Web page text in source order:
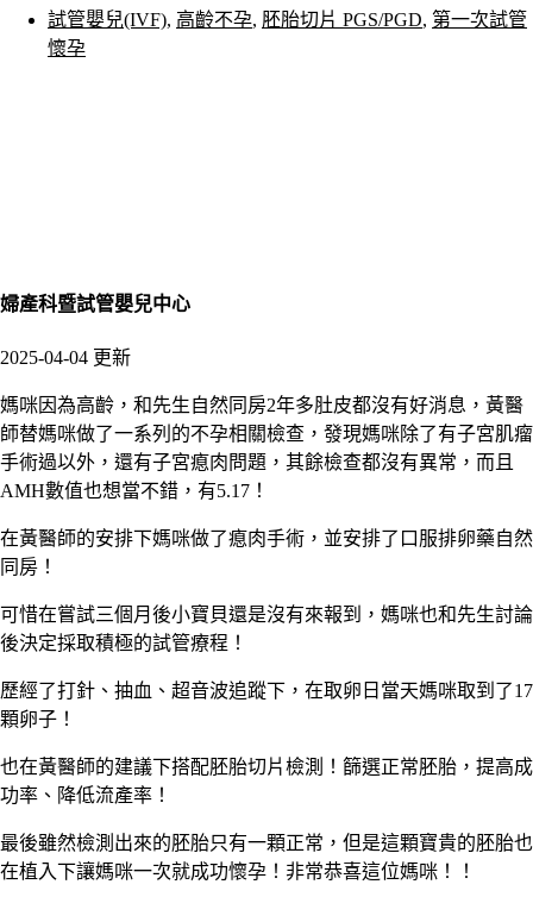
試管嬰兒(IVF), 高齡不孕, 胚胎切片 PGS/PGD, 第一次試管
懷孕
婦產科暨試管嬰兒中心
2025-04-04 更新
媽咪因為高齡，和先生自然同房2年多肚皮都沒有好消息，黃醫
師替媽咪做了一系列的不孕相關檢查，發現媽咪除了有子宮肌瘤
手術過以外，還有子宮瘜肉問題，其餘檢查都沒有異常，而且
AMH數值也想當不錯，有5.17 ！
在黃醫師的安排下媽咪做了瘜肉手術，並安排了口服排卵藥自然
同房！
可惜在嘗試三個月後小寶貝還是沒有來報到，媽咪也和先生討論
後決定採取積極的試管療程！
歷經了打針、抽血、超音波追蹤下，在取卵日當天媽咪取到了17
顆卵子！
也在黃醫師的建議下搭配胚胎切片檢測！篩選正常胚胎，提高成
功率、降低流產率！
最後雖然檢測出來的胚胎只有一顆正常，但是這顆寶貴的胚胎也
在植入下讓媽咪一次就成功懷孕！非常恭喜這位媽咪！！